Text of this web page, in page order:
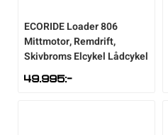
ECORIDELoader 806
Mittmotor, Remdrift,
Skivbroms Elcykel Lådcykel
49.995:-